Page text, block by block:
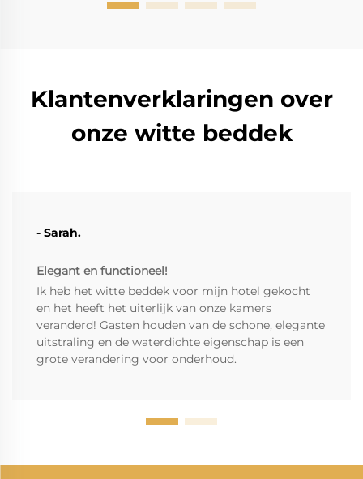
Klantenverklaringen over
onze witte beddek
- Sarah.
Elegant en functioneel!
Ik heb het witte beddek voor mijn hotel gekocht
en het heeft het uiterlijk van onze kamers
veranderd! Gasten houden van de schone, elegante
uitstraling en de waterdichte eigenschap is een
grote verandering voor onderhoud.